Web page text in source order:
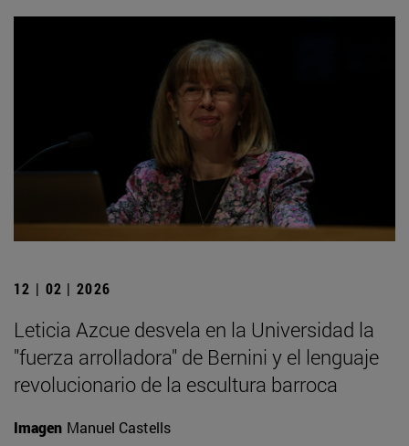
12 | 02 | 2026
Leticia Azcue desvela en la Universidad la
"fuerza arrolladora" de Bernini y el lenguaje
revolucionario de la escultura barroca
Imagen Manuel Castells